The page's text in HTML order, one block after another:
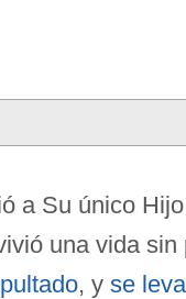
a Su único
una vida
, y se